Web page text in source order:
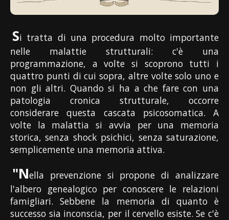
Si tratta di una procedura molto importante
nelle malattie strutturali: c'è una
programmazione, a volte si scoprono tutti i
quattro punti di cui sopra, altre volte solo uno e
non gli altri. Quando si ha a che fare con una
patologia cronica strutturale, occorre
considerare questa cascata psicosomatica. A
volte la malattia si avvia per una memoria
storica, senza shock psichici, senza saturazione,
semplicemente una memoria attiva.
"Nella prevenzione si propone di analizzare
l'albero genealogico per conoscere le relazioni
famigliari. Sebbene la memoria di quanto è
successo sia inconscia, per il cervello esiste. Se c'è